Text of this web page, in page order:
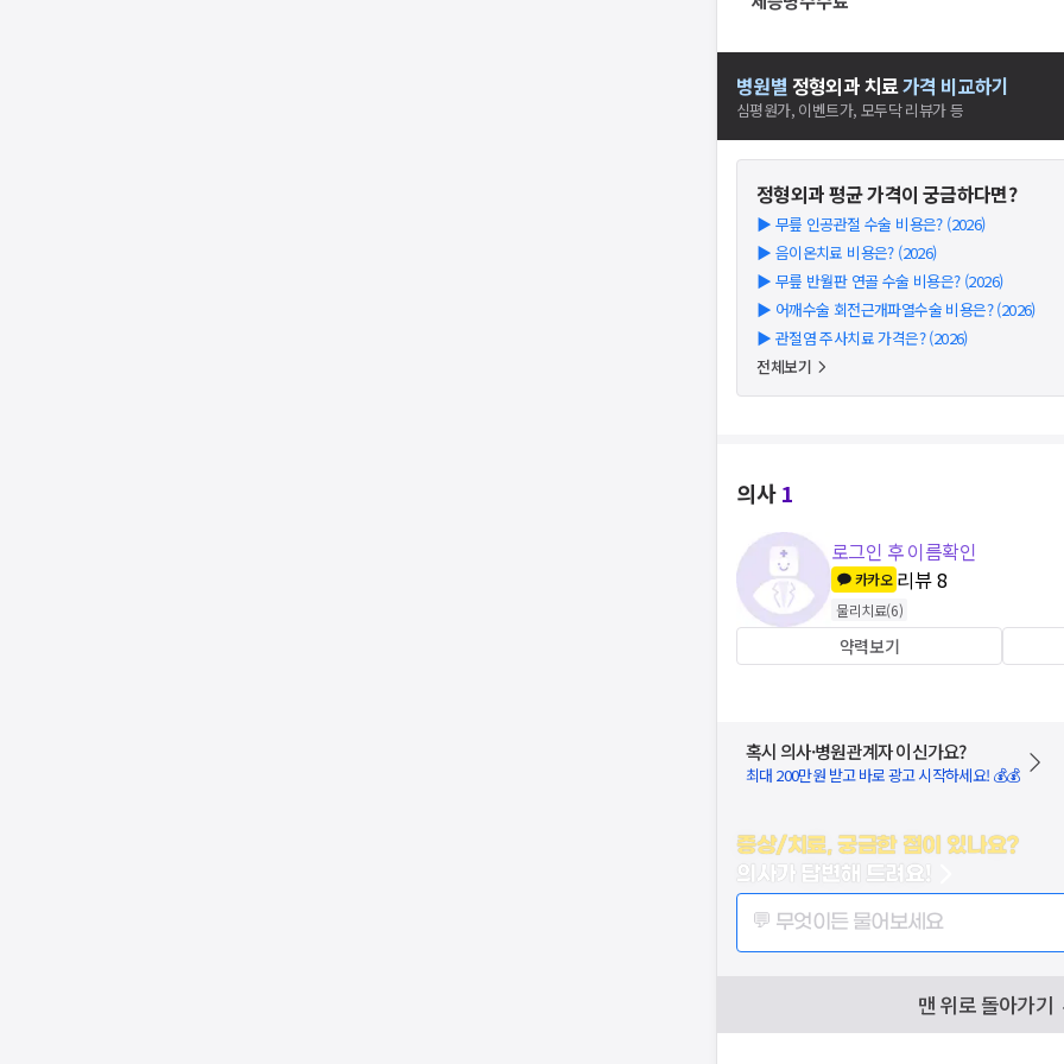
병원별 정형외과치료가격 비교하기
심평원가, 이벤트가, 모두닥 리뷰가 등
정형외과평균 가격이 궁금하다면?
▶ 무릎 인공관절 수술 비용은? (2026)
▶ 음이온치료 비용은? (2026)
▶ 무릎 반월판 연골 수술 비용은? (2026)
▶ 어깨수술 회전근개파열수술 비용은? (2026)
▶ 관절염 주사치료 가격은? (2026)
전체보기
의사1
로그인 후 이름확인
카카오 리뷰8
물리치료(6)
약력보기
혹시 의사·병원관계자 이신가요?
최대 200만원 받고 바로 광고 시작하세요! 💰💰
증상/치료, 궁금한 점이 있나요?
의사가 답변해 드려요!
💬 무엇이든 물어보세요
맨 위로 돌아가기